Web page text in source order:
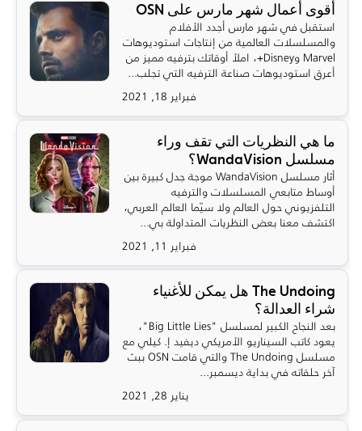
أقوى أعمال شهر مارس على OSN
استقبل في شهر مارس أجدد الأفلام
والمسلسلات العالمية من إنتاجات استوديوهات
Marvel وDisney+، املأ أوقاتك بترفيه مميز من
أعرق استوديوهات صناعة الترفيه التي تجلب...
فبراير 18, 2021
ما هي النظريات التي تقف وراء
مسلسل WandaVision؟
أثار مسلسل WandaVision موجة جدل كبيرة بين
أوساط متابعي المسلسلات والترفيه
التلفزيوني حول العالم ولا سيّما العالم العربي،
اكتشف معنا بعض النظريات المتداولة بي...
فبراير 11, 2021
The Undoing هل يمكن للأغنياء
شراء العدالة؟
بعد النجاح الكبير لمسلسل "Big Little Lies"،
يعود كاتب السيناريو الأمريكي ديفيد إ. كيلي مع
مسلسل The Undoing والتي قامت OSN ببث
آخر حلقاته في بداية ديسمبر...
يناير 28, 2021